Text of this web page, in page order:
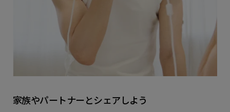
家族やパートナーとシェアしよう